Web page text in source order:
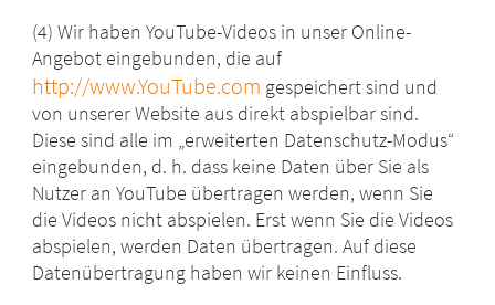
(4) Wir haben YouTube-Videos in unser Online-
Angebot eingebunden, die auf
http://www.YouTube.com gespeichert sind und
von unserer Website aus direkt abspielbar sind.
Diese sind alle im „erweiterten Datenschutz-Modus“
eingebunden, d. h. dass keine Daten über Sie als
Nutzer an YouTube übertragen werden, wenn Sie
die Videos nicht abspielen. Erst wenn Sie die Videos
abspielen, werden Daten übertragen. Auf diese
Datenübertragung haben wir keinen Einfluss.